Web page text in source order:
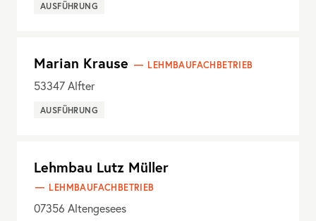
AUSFÜHRUNG
Marian Krause LEHMBAUFACHBETRIEB
53347Alfter
AUSFÜHRUNG
Lehmbau Lutz Müller
LEHMBAUFACHBETRIEB
07356 Altengesees